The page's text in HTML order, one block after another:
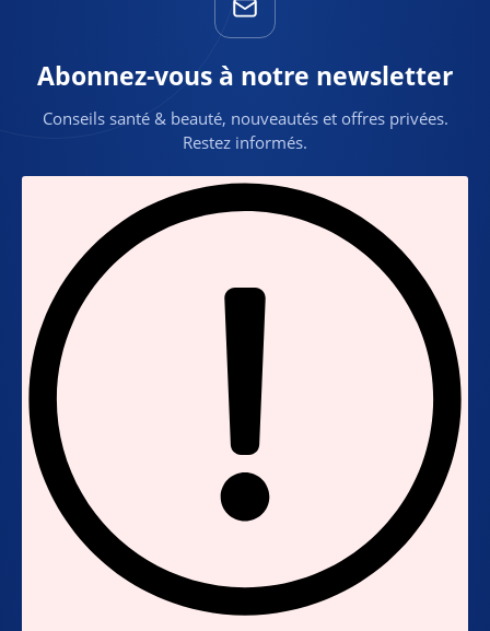
Abonnez-vous à notre newsletter
Conseils santé & beauté, nouveautés et offres privées.
Restez informés.